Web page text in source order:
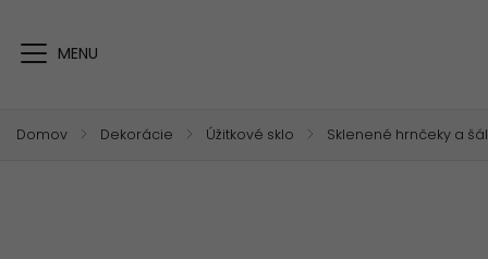
Domov / Dekorácie / Úžitkové sklo / Sklenené hrnčeky a